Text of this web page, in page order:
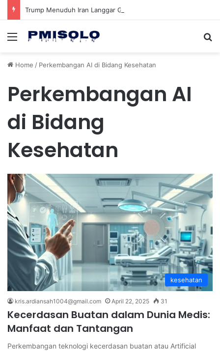
Menu
Home / Perkembangan AI di Bidang Kesehatan
Perkembangan AI
di Bidang
Kesehatan
kesehatan
kris.ardiansah1004@gmail.com April 22, 2025 31
Kecerdasan Buatan dalam Dunia Medis:
Manfaat dan Tantangan
Perkembangan teknologi kecerdasan buatan atau Artificial